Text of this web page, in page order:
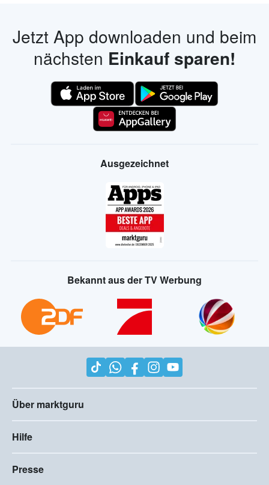
Jetzt App downloaden und beim
nächsten Einkauf sparen!
Ausgezeichnet
Bekannt aus der TV Werbung
Über marktguru
Hilfe
Presse